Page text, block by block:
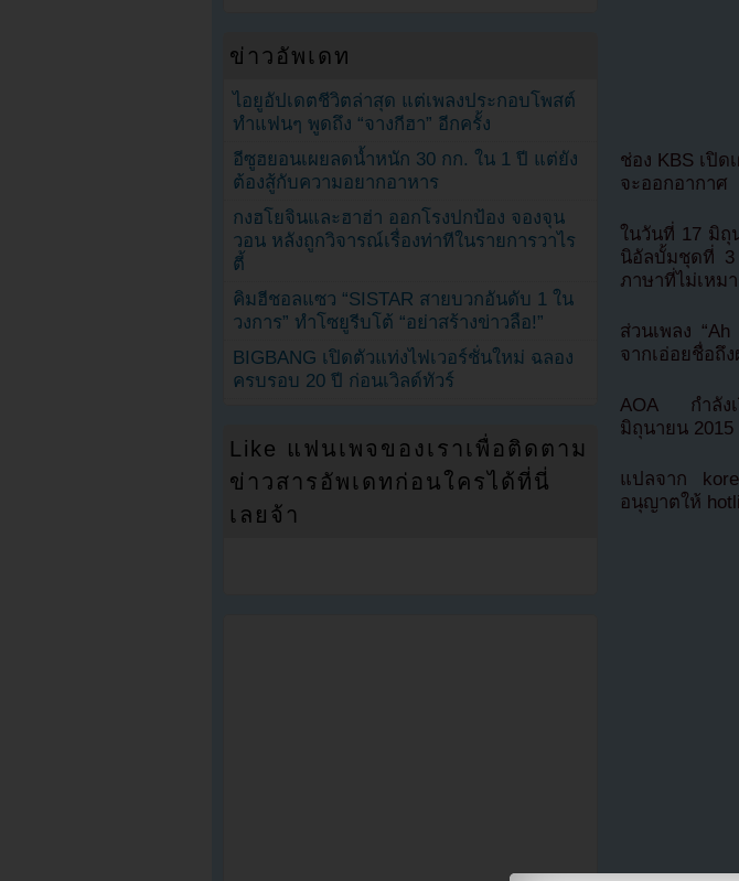
ช่อง KBS เปิด
จะออกอากาศ
ในวันที่ 17 มิถุ
นิอัลบั้มชุดที่ 3
ภาษาที่ไม่เหม
ส่วนเพลง
จากเอ่อยชื่อถึ
AOA กำลังเ
มิถุนายน 2015
แปลจาก
อนุญาตให้
ข่าวอัพเดท
ไอยูอัปเดตชีวิตล่าสุด แต่เพลงประกอบโพสต์
ทำแฟนๆ พูดถึง “จางกีฮา” อีกครั้ง
อีซูฮยอนเผยลดน้ำหนัก 30 กก. ใน 1 ปี แต่ยัง
ต้องสู้กับความอยากอาหาร
กงฮโยจินและฮาฮ่า ออกโรงปกป้อง จองจุน
วอน หลังถูกวิจารณ์เรื่องท่าทีในรายการวาไร
ตี้
คิมฮีชอลแซว “SISTAR สายบวกอันดับ 1 ใน
วงการ” ทำโซยูรีบโต้ “อย่าสร้างข่าวลือ!”
BIGBANG เปิดตัวแท่งไฟเวอร์ชั่นใหม่ ฉลอง
ครบรอบ 20 ปี ก่อนเวิลด์ทัวร์
Like แฟนเพจของเราเพื่อติดตาม
ข่าวสารอัพเดทก่อนใครได้ที่นี่
เลยจ้า